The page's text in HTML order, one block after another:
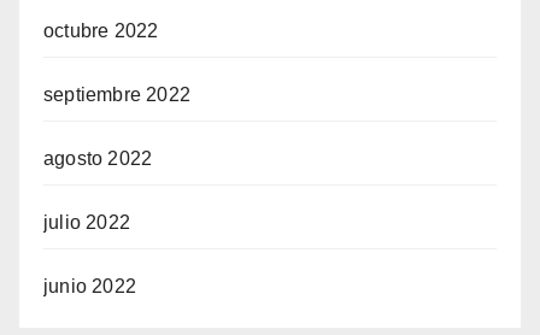
octubre 2022
septiembre 2022
agosto 2022
julio 2022
junio 2022